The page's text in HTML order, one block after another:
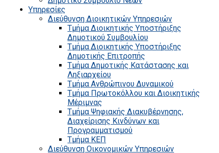
Υπηρεσίες
Διεύθυνση Διοικητικών Υπηρεσιών
Τμήμα Διοικητικής Υποστήριξης
Δημοτικού Συμβουλίου
Τμήμα Διοικητικής Υποστήριξης
Δημοτικής Επιτροπής
Τμήμα Δημοτικής Κατάστασης και
Ληξιαρχείου
Τμήμα Ανθρώπινου Δυναμικού
Τμήμα Πρωτοκόλλου και Διοικητικής
Μέριμνας
Τμήμα Ψηφιακής Διακυβέρνησης,
Διαχείρισης Κινδύνων και
Προγραμματισμού
Τμήμα ΚΕΠ
Διεύθυνση Οικονομικών Υπηρεσιών